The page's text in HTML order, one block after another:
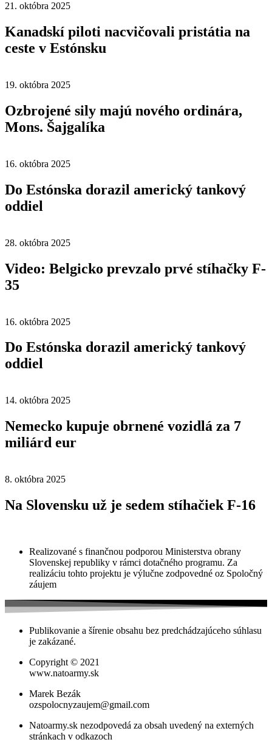
21. októbra 2025
Kanadskí piloti nacvičovali pristátia na
ceste v Estónsku
19. októbra 2025
Ozbrojené sily majú nového ordinára,
Mons. Šajgalíka
16. októbra 2025
Do Estónska dorazil americký tankový
oddiel
28. októbra 2025
Video: Belgicko prevzalo prvé stíhačky F-
35
16. októbra 2025
Do Estónska dorazil americký tankový
oddiel
14. októbra 2025
Nemecko kupuje obrnené vozidlá za 7
miliárd eur
8. októbra 2025
Na Slovensku už je sedem stíhačiek F-16
Realizované s finančnou podporou Ministerstva obrany
Slovenskej republiky v rámci dotačného programu. Za
realizáciu tohto projektu je výlučne zodpovedné oz Spoločný
záujem
Publikovanie a šírenie obsahu bez predchádzajúceho súhlasu
je zakázané.
Copyright © 2021
www.natoarmy.sk
Marek Bezák
ozspolocnyzaujem@gmail.com
Natoarmy.sk nezodpovedá za obsah uvedený na externých
stránkach v odkazoch